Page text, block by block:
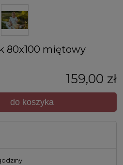
80x100 miętowy
159,00 zł
do koszyka